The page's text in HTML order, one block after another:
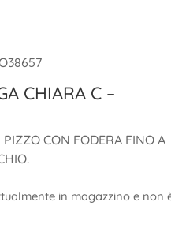
CHIARA C –
CON FODERA FINO A
in magazzino e non